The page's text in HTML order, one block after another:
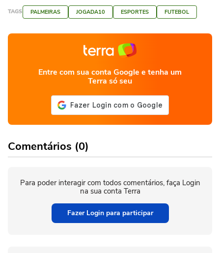
TAGS PALMEIRAS JOGADA10 ESPORTES FUTEBOL
Entre com sua conta Google e tenha um
Terra só seu
Comentários (0)
Para poder interagir com todos comentários, faça Login
na sua conta Terra
Fazer Login para participar